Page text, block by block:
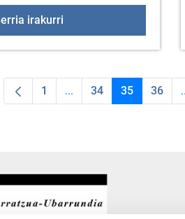
egitaraua
irakurriKontzertu korala
Orrialdea
1 ...Intermediate Pages Use
Orrialdea
34 Orrialdea
35 36